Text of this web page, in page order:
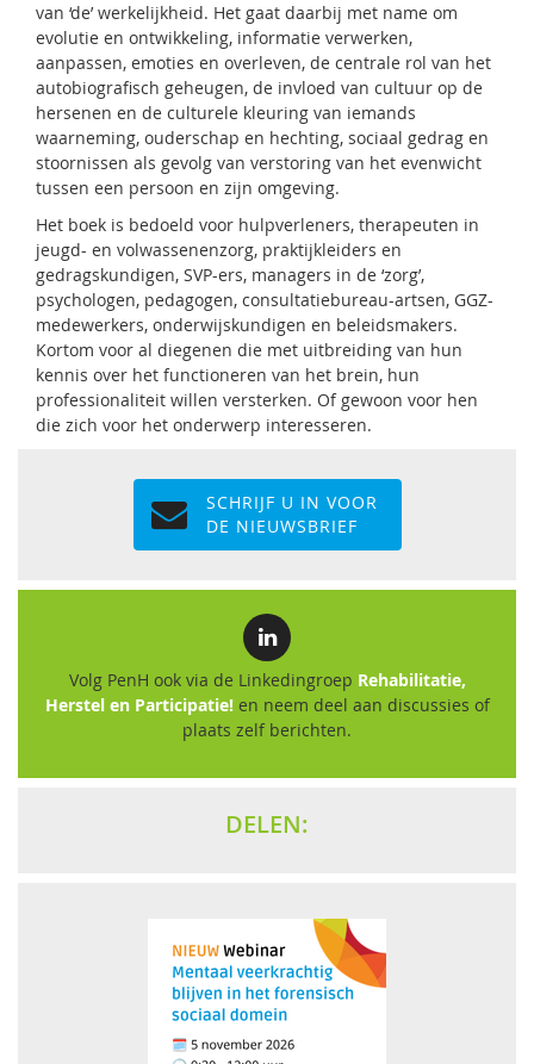
van ‘de’ werkelijkheid. Het gaat daarbij met name om
evolutie en ontwikkeling, informatie verwerken,
aanpassen, emoties en overleven, de centrale rol van het
autobiografisch geheugen, de invloed van cultuur op de
hersenen en de culturele kleuring van iemands
waarneming, ouderschap en hechting, sociaal gedrag en
stoornissen als gevolg van verstoring van het evenwicht
tussen een persoon en zijn omgeving.
Het boek is bedoeld voor hulpverleners, therapeuten in
jeugd- en volwassenenzorg, praktijkleiders en
gedragskundigen, SVP-ers, managers in de ‘zorg’,
psychologen, pedagogen, consultatiebureau-artsen, GGZ-
medewerkers, onderwijskundigen en beleidsmakers.
Kortom voor al diegenen die met uitbreiding van hun
kennis over het functioneren van het brein, hun
professionaliteit willen versterken. Of gewoon voor hen
die zich voor het onderwerp interesseren.
SCHRIJF U IN VOOR
DE NIEUWSBRIEF
Volg PenH ook via de Linkedingroep Rehabilitatie,
Herstel en Participatie!en neem deel aan discussies of
plaats zelf berichten.
DELEN: